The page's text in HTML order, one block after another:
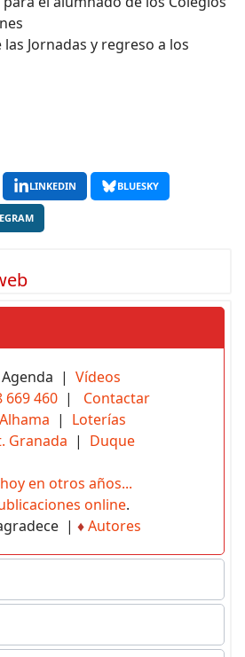
las Jornadas y regreso a los
LINKEDIN BLUESKY
| Vídeos
669 460 | Contactar
| Loterías
Granada | Duque
en otros años...
online.
| ♦Autores